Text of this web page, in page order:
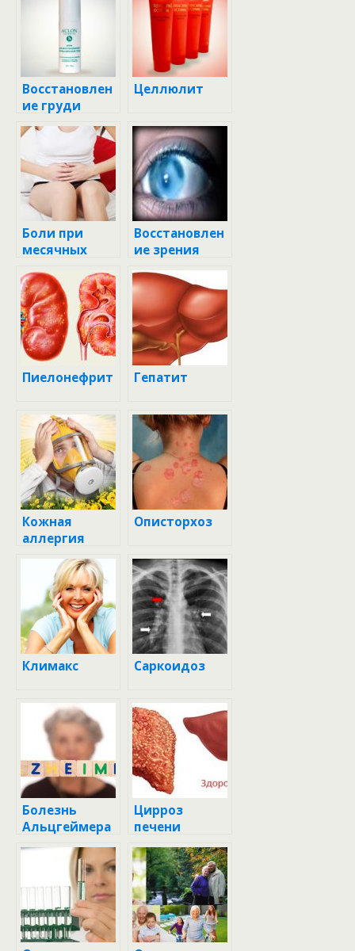
Восстановлен
ие груди
Целлюлит
Боли при
месячных
Восстановлен
ие зрения
Пиелонефрит Гепатит
Кожная
аллергия
Описторхоз
Климакс Саркоидоз
Болезнь
Альцгеймера
Цирроз
печени